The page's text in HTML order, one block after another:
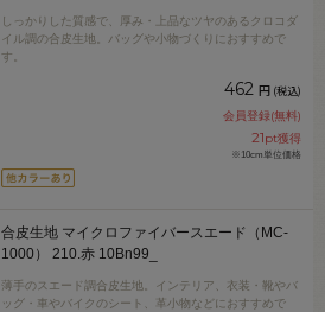
しっかりした質感で、厚み・上品なツヤのあるクロコダ
イル調の合皮生地。バッグや小物づくりにおすすめで
す。
462 円 (税込)
会員登録(無料)
21pt獲得
※10cm単位価格
合皮生地 マイクロファイバースエード（MC-
1000） 210.赤 10Bn99_
薄手のスエード調合皮生地。インテリア、衣装・靴やバ
ッグ・車やバイクのシート、革小物などにおすすめで